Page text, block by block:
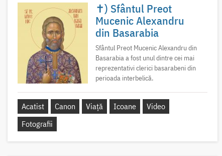
✝) Sfântul Preot
Mucenic Alexandru
din Basarabia
Sfântul Preot Mucenic Alexandru din
Basarabia a fost unul dintre cei mai
reprezentativi clerici basarabeni din
perioada interbelică.
Acatist Canon Viață Icoane
Video
Fotografii